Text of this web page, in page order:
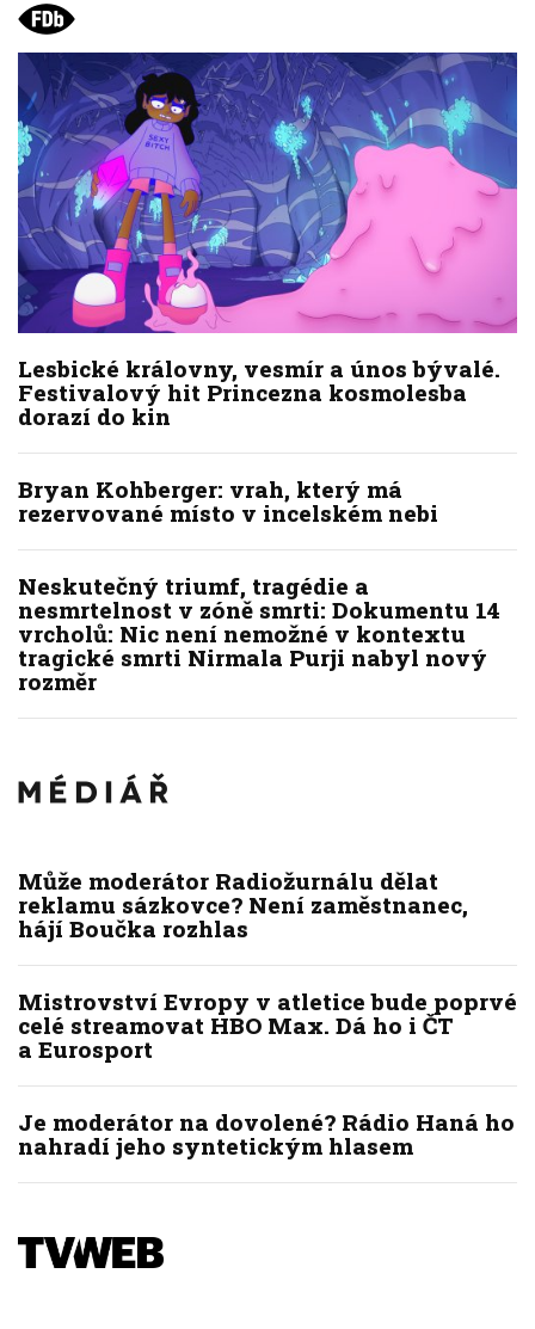
Lesbické královny, vesmír a únos bývalé.
Festivalový hit Princezna kosmolesba
dorazí do kin
Bryan Kohberger: vrah, který má
rezervované místo v incelském nebi
Neskutečný triumf, tragédie a
nesmrtelnost v zóně smrti: Dokumentu 14
vrcholů: Nic není nemožné v kontextu
tragické smrti Nirmala Purji nabyl nový
rozměr
Může moderátor Radiožurnálu dělat
reklamu sázkovce? Není zaměstnanec,
hájí Boučka rozhlas
Mistrovství Evropy v atletice bude poprvé
celé streamovat HBO Max. Dá ho i ČT
a Eurosport
Je moderátor na dovolené? Rádio Haná ho
nahradí jeho syntetickým hlasem